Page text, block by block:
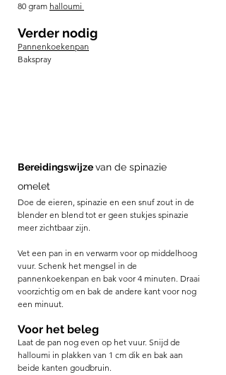
80 gram halloumi
Verder nodig
Pannenkoekenpan
Bakspray
Bereidingswijze van de spinazie
omelet
Doe de eieren, spinazie en een snuf zout in de
blender en blend tot er geen stukjes spinazie
meer zichtbaar zijn.
Vet een pan in en verwarm voor op middelhoog
vuur. Schenk het mengsel in de
pannenkoekenpan en bak voor 4 minuten. Draai
voorzichtig om en bak de andere kant voor nog
een minuut.
Voor het beleg
Laat de pan nog even op het vuur. Snijd de
halloumi in plakken van 1 cm dik en bak aan
beide kanten goudbruin.